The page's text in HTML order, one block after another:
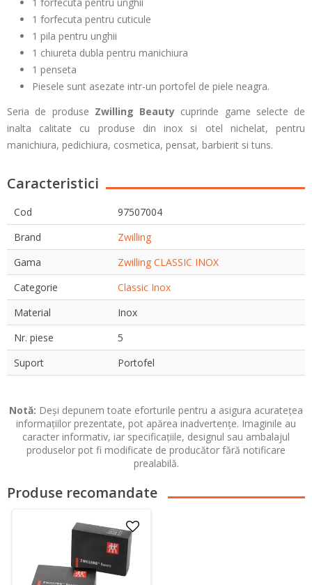
1 forfecuta pentru cuticule
1 pila pentru unghii
1 chiureta dubla pentru manichiura
1 penseta
Piesele sunt asezate intr-un portofel de piele neagra.
Seria de produse Zwilling Beauty cuprinde game selecte de
inalta calitate cu produse din inox si otel nichelat, pentru
manichiura, pedichiura, cosmetica, pensat, barbierit si tuns.
Caracteristici
Cod
97507004
Brand
Zwilling
Gama
Zwilling CLASSIC INOX
Categorie
Classic Inox
Material
Inox
Nr. piese
5
Suport
Portofel
Notă: Deși depunem toate eforturile pentru a asigura acuratețea
informațiilor prezentate, pot apărea inadvertențe. Imaginile au
caracter informativ, iar specificațiile, designul sau ambalajul
produselor pot fi modificate de producător fără notificare
prealabilă.
Produse recomandate